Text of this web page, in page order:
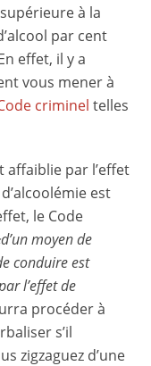
à la
par cent
effet, il y a
vous mener à
criminel telles
par l’effet
est
le Code
moyen de
conduire est
l’effet de
procéder à
s’il
zigzaguez d’une